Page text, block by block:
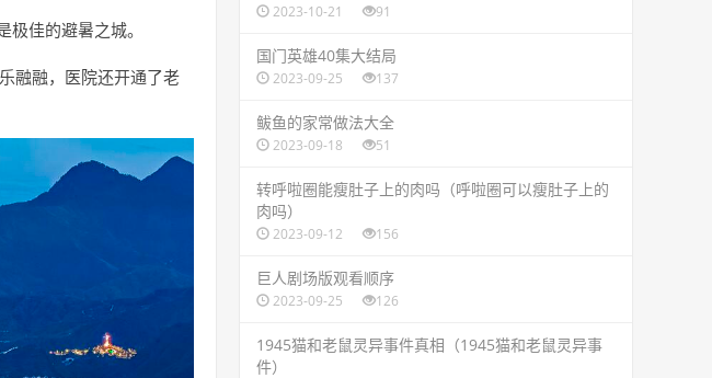
佳的避暑之城。
融融，医院还开通了老
2023-10-21 91
​国门英雄40集大结局
2023-09-25 137
​鲅鱼的家常做法大全
2023-09-18 51
​转呼啦圈能瘦肚子上的肉吗（呼啦圈可以瘦肚子上的
肉吗）
2023-09-12 156
​巨人剧场版观看顺序
2023-09-25 126
​1945猫和老鼠灵异事件真相（1945猫和老鼠灵异事
件）